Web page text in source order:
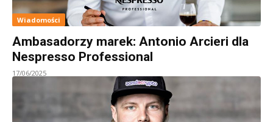
Wiadomości
Ambasadorzy marek: Antonio Arcieri dla
Nespresso Professional
17/06/2025